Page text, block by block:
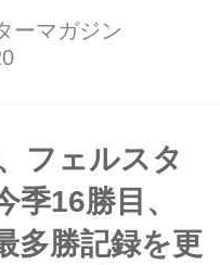
てアメリカ ネバダ州
リートサーキットで
ルクレール、3位に
ルジオ・ペレスが入
ーマガジン
フェルスタ
季16勝目、
多勝記録を更